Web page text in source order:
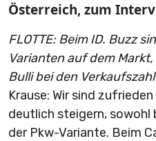
Österreich, zum
FLOTTE: Beim ID. Buzz
Varianten auf dem
Bulli bei den
Krause: Wir sind
deutlich steigern, sowohl
der Pkw-Variante. Beim